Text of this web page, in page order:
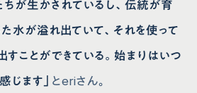
ちが生かされているし、伝統が育
水が溢れ出ていて、それを使って
ことができている。始まりはいつ
じます」 とeriさん。